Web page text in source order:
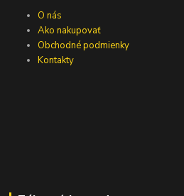
O nás
Ako nakupovať
Obchodné podmienky
Kontakty